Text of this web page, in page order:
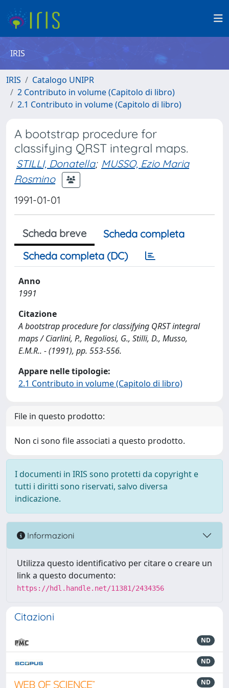
IRIS
IRIS
Catalogo UNIPR
2 Contributo in volume (Capitolo di libro)
2.1 Contributo in volume (Capitolo di libro)
A bootstrap procedure for
classifying QRST integral maps.
STILLI, Donatella; MUSSO, Ezio Maria
Rosmino
1991-01-01
Scheda breve
Scheda completa
Scheda completa (DC)
Anno
1991
Citazione
A bootstrap procedure for classifying QRST integral
maps / Ciarlini, P., Regoliosi, G., Stilli, D., Musso,
E.M.R.. - (1991), pp. 553-556.
Appare nelle tipologie:
2.1 Contributo in volume (Capitolo di libro)
File in questo prodotto:
Non ci sono file associati a questo prodotto.
I documenti in IRIS sono protetti da copyright e
tutti i diritti sono riservati, salvo diversa
indicazione.
Informazioni
Utilizza questo identificativo per citare o creare un
link a questo documento:
https://hdl.handle.net/11381/2434356
Citazioni
ND
ND
ND